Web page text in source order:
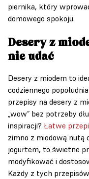
piernika, który
domowego spokoju.
Desery z
nie udać
Desery z miodem to
codziennego
przepisy na desery z
„wow” bez potrzeby
inspiracji? Łatwe
zimno z miodową nutą
jogurtem, to świetne
modyfikować i
Każdy z tych